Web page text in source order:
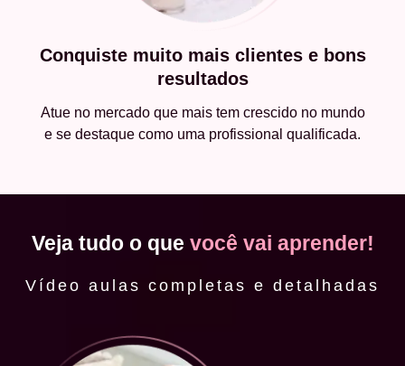
Conquiste muito mais clientes e bons
resultados
Atue no mercado que mais tem crescido no mundo
e se destaque como uma profissional qualificada.
Veja tudo o que você vai aprender!
Vídeo aulas completas e detalhadas